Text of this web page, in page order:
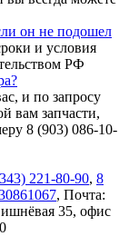
он не подошел
и условия
РФ
и по запросу
вам запчасти,
8 (903) 086-10-
221-80-90, 8
, Почта:
35, офис